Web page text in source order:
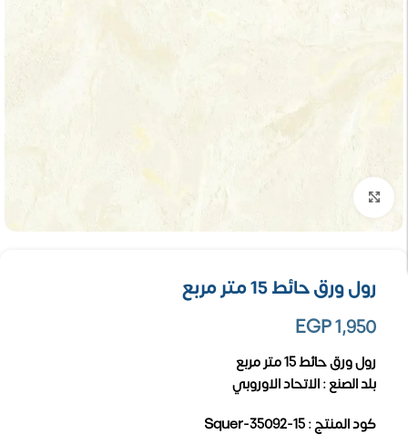
تكبير الصورة
رول ورق حائط 15 متر مربع
EGP1,950
رول ورق حائط 15 متر مربع
بلد الصنع : الاتحاد الاوروبي
كود المنتج : Squer-35092-15